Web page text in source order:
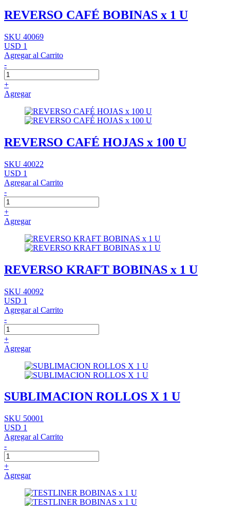
REVERSO CAFÉ BOBINAS x 1 U
SKU 40069
USD 1
Agregar al Carrito
-
+
Agregar
REVERSO CAFÉ HOJAS x 100 U
SKU 40022
USD 1
Agregar al Carrito
-
+
Agregar
REVERSO KRAFT BOBINAS x 1 U
SKU 40092
USD 1
Agregar al Carrito
-
+
Agregar
SUBLIMACION ROLLOS X 1 U
SKU 50001
USD 1
Agregar al Carrito
-
+
Agregar